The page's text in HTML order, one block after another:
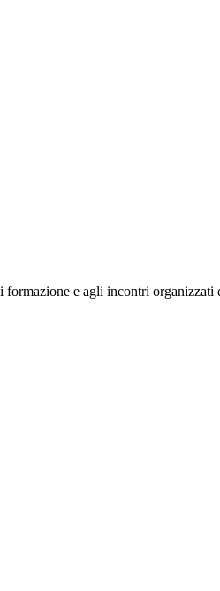
e agli incontri organizzati